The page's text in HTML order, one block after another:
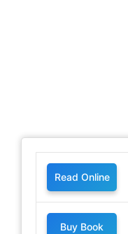
Read Online
Buy Book